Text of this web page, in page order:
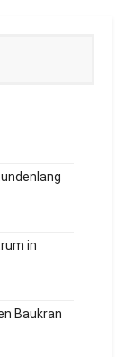
in
Baukran